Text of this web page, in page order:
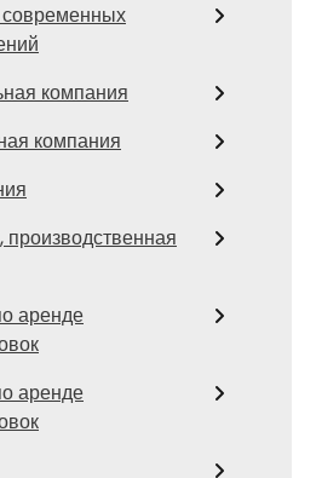
компания
компания
аренде
аренде